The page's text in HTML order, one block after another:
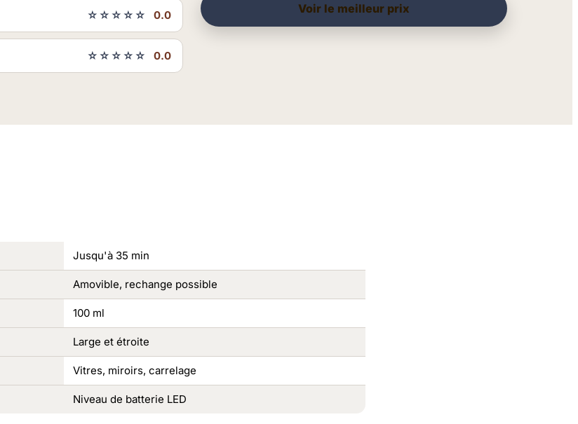
☆☆☆☆☆ 0.0
☆☆☆☆☆ 0.0
Voir le meilleur prix
Jusqu'à 35 min
Amovible, rechange possible
100 ml
Large et étroite
Vitres, miroirs, carrelage
Niveau de batterie LED